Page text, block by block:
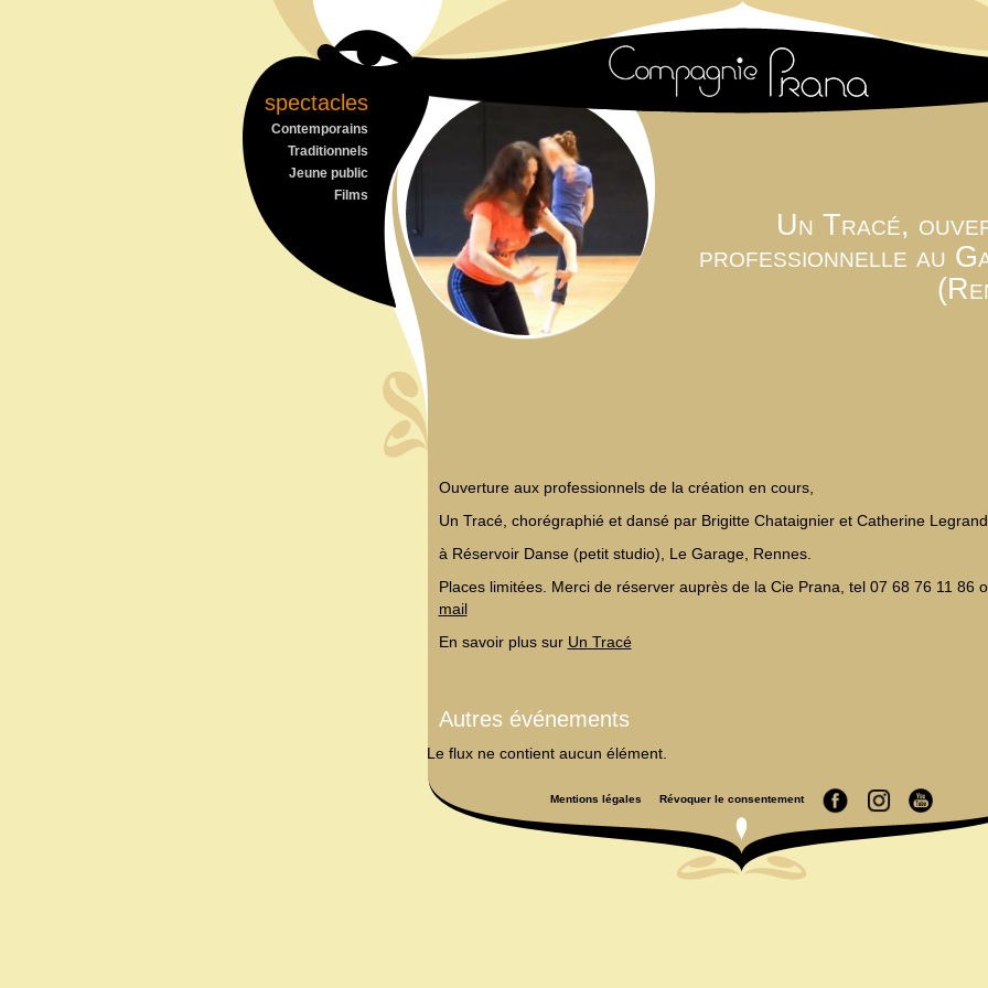
spectacles
Contemporains
Traditionnels
Jeune public
Films
Un Tracé,
professionnelle au
Ouverture aux professionnels de la création en cours,
Un Tracé, chorégraphié et dansé par Brigitte Chataignier et Catherine Legrand.
à Réservoir Danse (petit studio), Le Garage, Rennes.
Places limitées. Merci de réserver auprès de la Cie Prana, tel 07 68 76 11 86
mail
En savoir plus sur Un Tracé
Autres événements
Le flux ne contient aucun élément.
Mentions légales Révoquer le consentement